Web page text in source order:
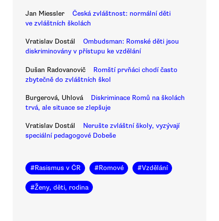
Jan Miessler
Česká zvláštnost: normální děti
ve zvláštních školách
Vratislav Dostál
Ombudsman: Romské děti jsou
diskriminovány v přístupu ke vzdělání
Dušan Radovanovič
Romští prvňáci chodí často
zbytečně do zvláštních škol
Burgerová, Uhlová
Diskriminace Romů na školách
trvá, ale situace se zlepšuje
Vratislav Dostál
Nerušte zvláštní školy, vyzývají
speciální pedagogové Dobeše
#Rasismus v ČR #Romové #Vzdělání
#Ženy, děti, rodina